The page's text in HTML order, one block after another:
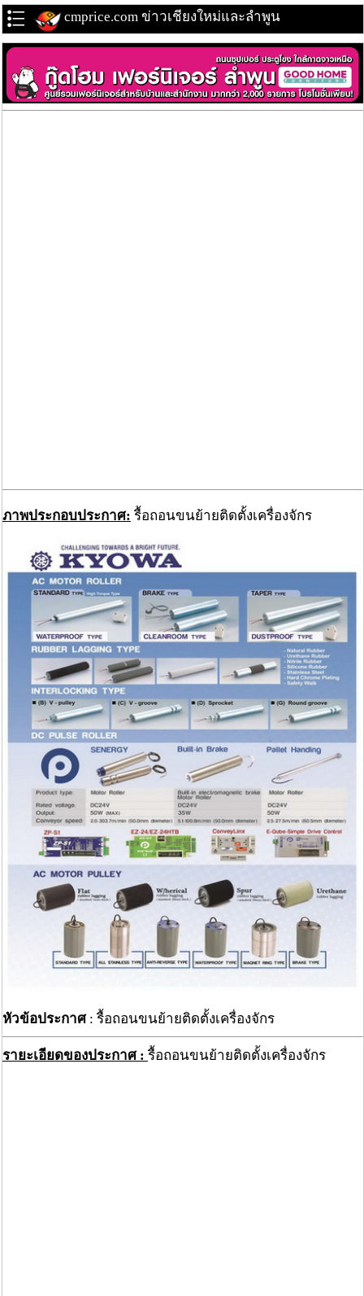
cmprice.com ข่าวเชียงใหม่และลำพูน
ภาพประกอบประกาศ: รื้อถอนขนย้ายติดตั้งเครื่องจักร
หัวข้อประกาศ: รื้อถอนขนย้ายติดตั้งเครื่องจักร
รายะเอียดของประกาศ : รื้อถอนขนย้ายติดตั้งเครื่องจักร